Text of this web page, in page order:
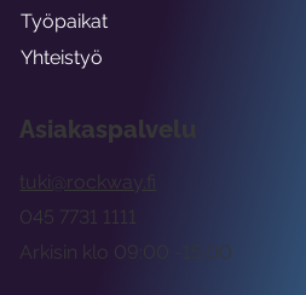
Asiakaspalvelu
tuki@rockway.fi
Arkisin klo 09:00 -15:00
045 7731 1111
Työpaikat
Yhteistyö